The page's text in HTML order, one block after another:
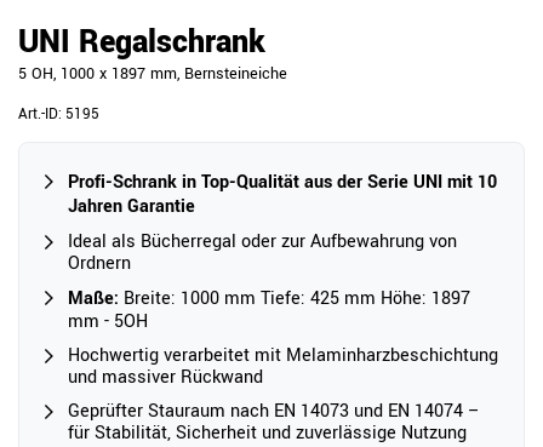
UNI Regalschrank
5 OH, 1000 x 1897 mm, Bernsteineiche
Art.-ID: 5195
Profi-Schrank in Top-Qualität aus der Serie UNI mit 10
Jahren Garantie
Ideal als Bücherregal oder zur Aufbewahrung von
Ordnern
Maße: Breite: 1000 mm Tiefe: 425 mm Höhe: 1897
mm - 5OH
Hochwertig verarbeitet mit Melaminharzbeschichtung
und massiver Rückwand
Geprüfter Stauraum nach EN 14073 und EN 14074 –
für Stabilität, Sicherheit und zuverlässige Nutzung